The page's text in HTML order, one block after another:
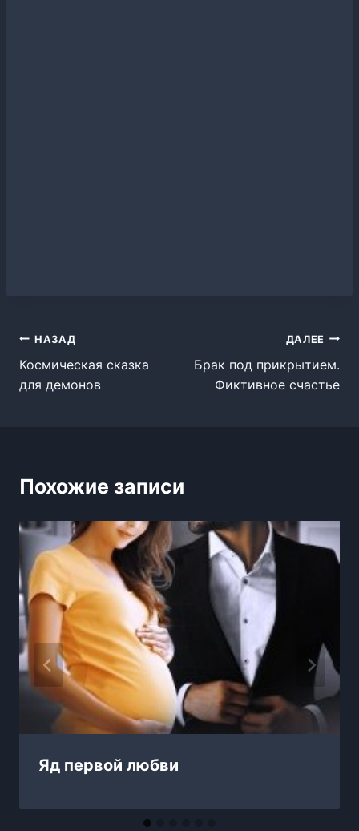
Навигация
по
НАЗАД
Космическая сказка
для демонов
ДАЛЕЕ
Брак под прикрытием.
Фиктивное счастье
Похожие записи
Яд первой любви